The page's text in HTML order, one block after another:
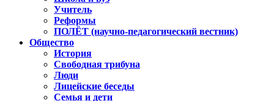
Учитель
Реформы
ПОЛЁТ (научно-педагогический вестник)
Общество
История
Свободная трибуна
Люди
Лицейские беседы
Семья и дети